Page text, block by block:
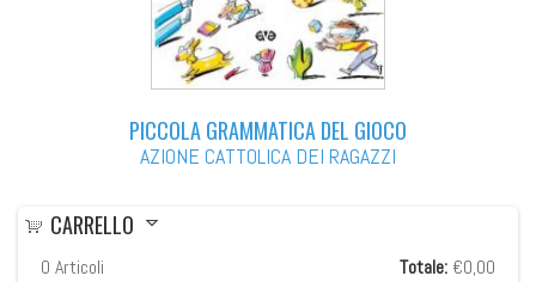
PICCOLA GRAMMATICA DEL GIOCO
AZIONE CATTOLICA DEI RAGAZZI
CARRELLO
0 Articoli Totale: €0,00